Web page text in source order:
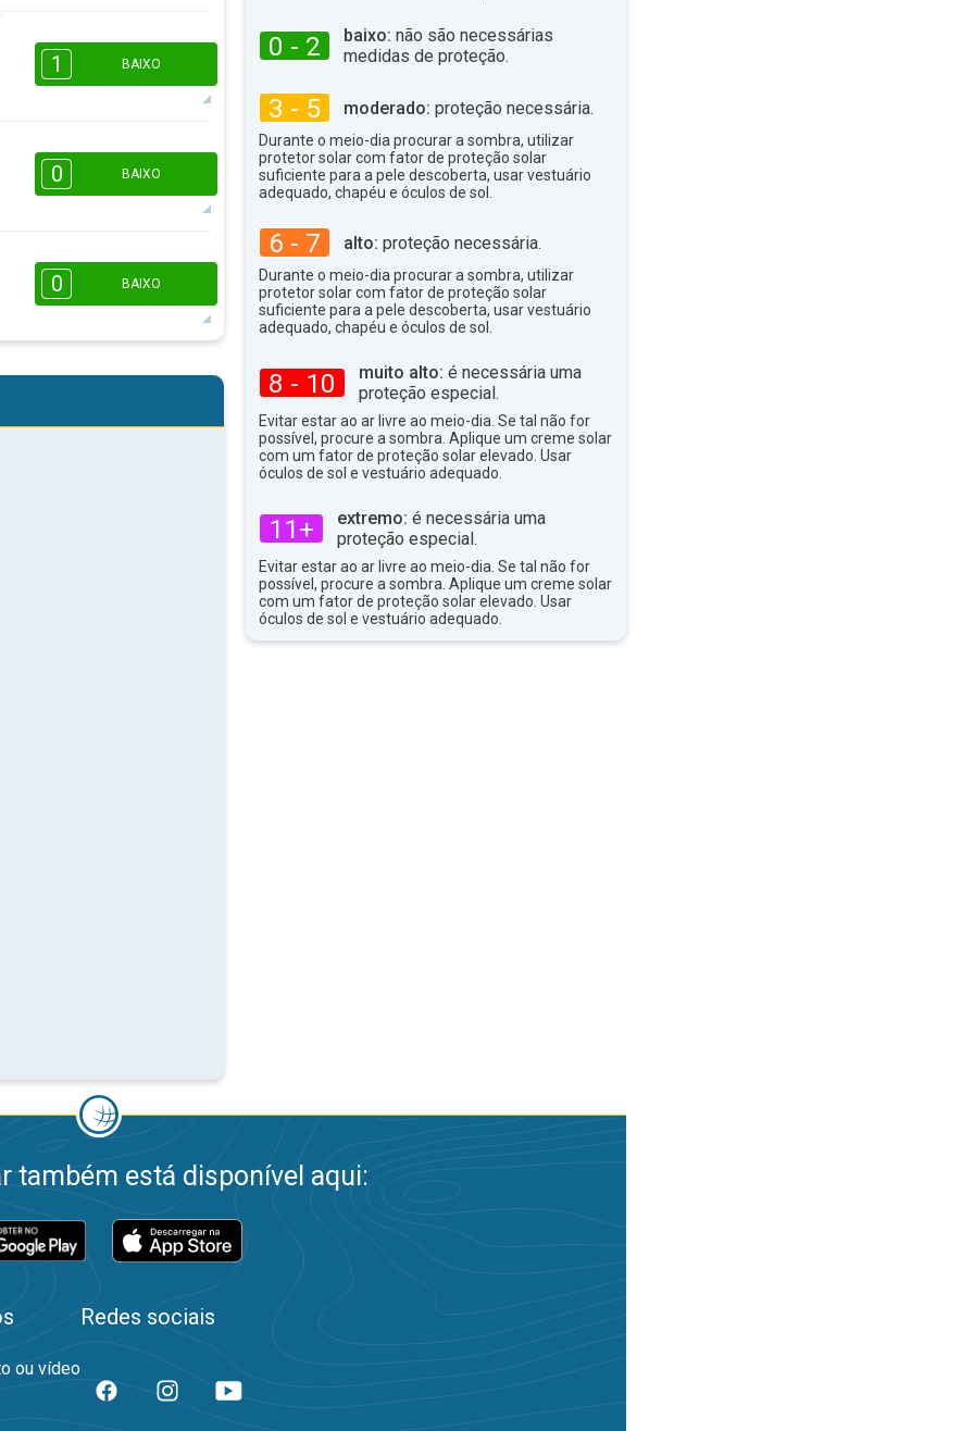
1
1
1 BAIXO
16:00
14°
0 BAIXO
16:00 18:00
12°máx
0 BAIXO
16:00 18:00
0 - 2 baixo: não são necessárias
medidas de proteção.
3 - 5 moderado: proteção necessária.
Durante o meio-dia procurar a sombra, utilizar
protetor solar com fator de proteção solar
suficiente para a pele descoberta, usar vestuário
adequado, chapéu e óculos de sol.
6 - 7 alto: proteção necessária.
Durante o meio-dia procurar a sombra, utilizar
protetor solar com fator de proteção solar
suficiente para a pele descoberta, usar vestuário
adequado, chapéu e óculos de sol.
8 - 10 muito alto: é necessária uma
proteção especial.
Evitar estar ao ar livre ao meio-dia. Se tal não for
possível, procure a sombra. Aplique um creme solar
com um fator de proteção solar elevado. Usar
óculos de sol e vestuário adequado.
11+ extremo: é necessária uma
proteção especial.
Evitar estar ao ar livre ao meio-dia. Se tal não for
possível, procure a sombra. Aplique um creme solar
com um fator de proteção solar elevado. Usar
óculos de sol e vestuário adequado.
também está disponível aqui:
ou vídeo
Redes sociais